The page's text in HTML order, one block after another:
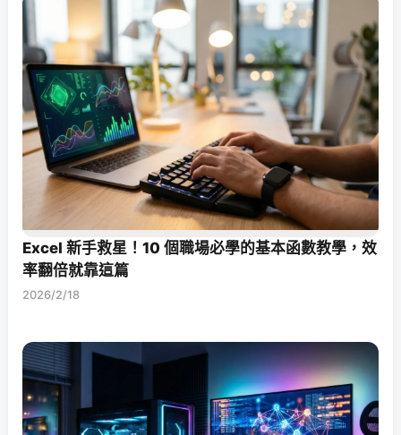
Excel 新手救星！10 個職場必學的基本函數教學，效
率翻倍就靠這篇
2026/2/18